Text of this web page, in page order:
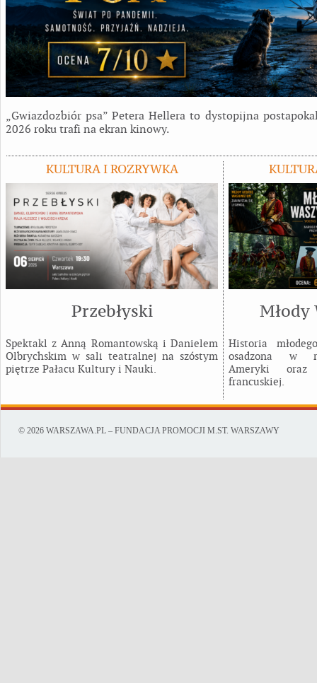
„Gwiazdozbiór psa” Petera Hellera to dystopijna
2026 roku trafi na ekran kinowy.
KULTURA I ROZRYWKA
Przebłyski
Spektakl z Anną Romantowską i Danielem
Olbrychskim w sali teatralnej na szóstym
piętrze Pałacu Kultury i Nauki.
Młody
Historia
osadzona w
Ameryki oraz
francuskiej.
© 2026 WARSZAWA.PL – FUNDACJA PROMOCJI M.ST. WARSZAWY